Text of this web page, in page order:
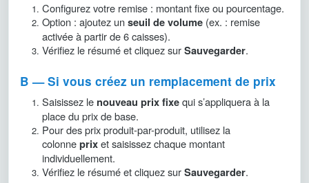
Configurez votre remise : montant fixe ou pourcentage.
Option : ajoutez unseuil de volume (ex. : remise
activée à partir de 6 caisses).
Vérifiez le résumé et cliquez surSauvegarder.
B — Si vous créez un remplacement de prix
Saisissez le nouveau prix fixequi s’appliquera à la
place du prix de base.
Pour des prix produit-par-produit, utilisez la
colonneprixet saisissez chaque montant
individuellement.
Vérifiez le résumé et cliquez surSauvegarder.